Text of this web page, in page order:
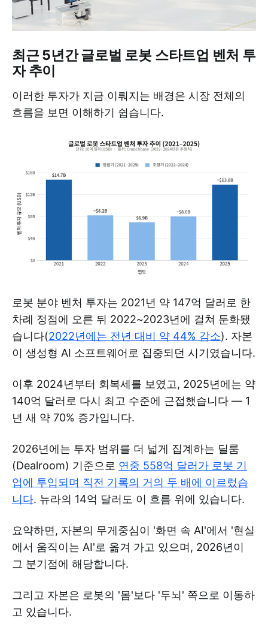
최근 5년간 글로벌 로봇 스타트업 벤처 투
자 추이
이러한 투자가 지금 이뤄지는 배경은 시장 전체의
흐름을 보면 이해하기 쉽습니다.
로봇 분야 벤처 투자는 2021년 약 147억 달러로 한
차례 정점에 오른 뒤 2022~2023년에 걸쳐 둔화됐
습니다(2022년에는 전년 대비 약 44% 감소). 자본
이 생성형 AI 소프트웨어로 집중되던 시기였습니다.
이후 2024년부터 회복세를 보였고, 2025년에는 약
140억 달러로 다시 최고 수준에 근접했습니다 — 1
년 새 약 70% 증가입니다.
2026년에는 투자 범위를 더 넓게 집계하는 딜룸
(Dealroom) 기준으로 연중 558억 달러가 로봇 기
업에 투입되며 직전 기록의 거의 두 배에 이르렀습
니다. 뉴라의 14억 달러도 이 흐름 위에 있습니다.
요약하면, 자본의 무게중심이 '화면 속 AI'에서 '현실
에서 움직이는 AI'로 옮겨 가고 있으며, 2026년이
그 분기점에 해당합니다.
그리고 자본은 로봇의 '몸'보다 '두뇌' 쪽으로 이동하
고 있습니다.